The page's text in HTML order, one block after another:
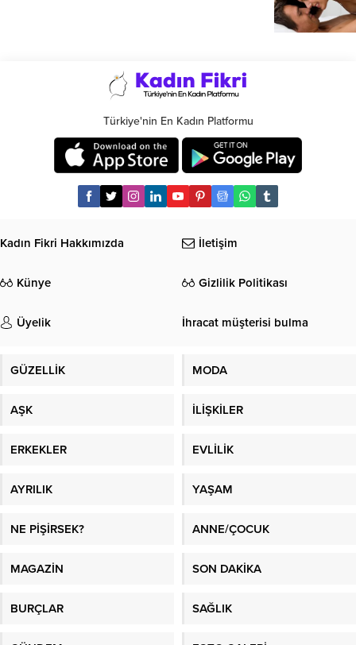
Türkiye'nin En Kadın Platformu
Kadın Fikri Hakkımızda İletişim
Künye Gizlilik Politikası
Üyelik İhracat müşterisi bulma
GÜZELLİK MODA
AŞK İLİŞKİLER
ERKEKLER EVLİLİK
AYRILIK YAŞAM
NE PİŞİRSEK? ANNE/ÇOCUK
MAGAZİN SON DAKİKA
BURÇLAR SAĞLIK